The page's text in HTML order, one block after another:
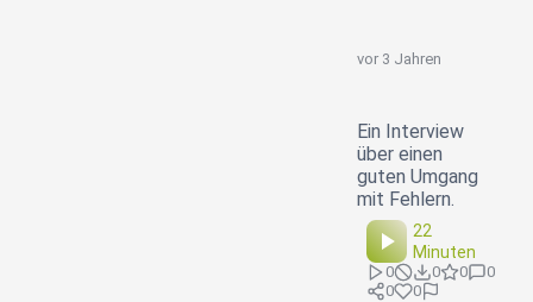
vor 3 Jahren
Ein Interview
über einen
guten Umgang
mit Fehlern.
22
Minuten
0 0 0
0
0
0